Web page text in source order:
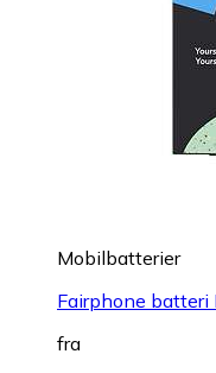
Mobilbatterier
Fairphone batteri
fra